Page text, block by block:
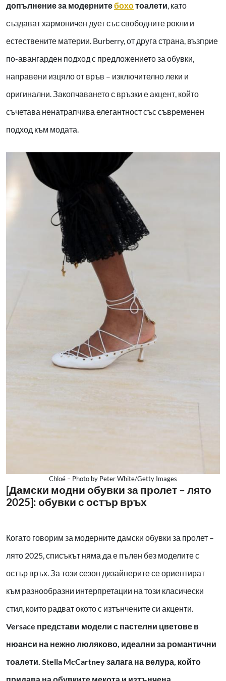
допълнение за модернитебохотоалети, като
създават хармоничен дует със свободните рокли и
естествените материи. Burberry,от друга страна, възприе
по-авангарден подход с предложението за обувки,
направени изцяло от връв – изключително леки и
оригинални. Закопчаването с връзки е акцент, който
съчетава ненатрапчива елегантност със съвременен
подход към модата.
Chloé – Photo by Peter White/Getty Images
[Дамски модни обувки за пролет – лято
2025]: обувки с остър връх
Когато говорим за модерните дамски обувки за пролет –
лято 2025, списъкът няма да е пълен без моделите с
остър връх. За този сезон дизайнерите се ориентират
към разнообразни интерпретации на този класически
стил, които радват окото с изтънчените си акценти.
Versace представи модели с пастелни цветове в
нюанси на нежно люляково, идеални за романтични
тоалети. Stella McCartney залага на велура, който